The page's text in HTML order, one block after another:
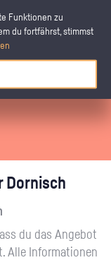
Funktionen zu
du fortfährst, stimmst
Dornisch
du das Angebot
Alle Informationen